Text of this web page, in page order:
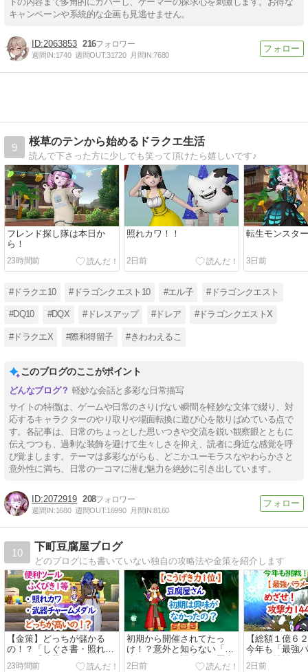
キャンペーンや系統的な企画も見逃せません。
2063853 216
週間IN:1740 週間OUT:31720 月間IN:7680
9
桜草のテンから始めるドラクエ生活
読んで下さった方に少しでも笑って頂けたら嬉しいです♪
フレンド探し隊は本日か
ら！
23時間前
照れカワ！！
2日前
転生モンスタ
3日前
#ドラクエ10 #ドラゴンクエスト10 #エル子 #ドラゴンクエスト
#DQ10 #DQX #ドレスアップ #ドレア #ドラゴンクエストX
#ドラクエX #際和得留子 #きわわえるこ
このブログのここがポイント
軽妙な会話と多彩な日常描写
サイトの特徴は、ゲームや日常のさりげない瞬間を軽妙な文体で綴り、対
応するキャラクターのやり取りや場面転換に遊び心を散りばめている点で
す。各記事は、日常のちょっとした思いつきや交流を鋭い観察眼とともに
伝えつつも、過剰な装飾を避けて生々しさを抑え、読者に身近な感覚を呼
び覚まします。テーマは多彩ながらも、どこかユーモラスなやわらかさと
意外性に満ち、日常の一コマに潜む魅力を絶妙に引き出しています。
2072919 208
週間IN:1680 週間OUT:16990 月間IN:8160
10
下町豆腐屋ブログ
どのブログにも書いていない独自の攻略法や金策を紹介します
【金策】どっちが儲かる
の！？「しぐさ書・照れカ
ワ」と「武器チャーム×３
23時間前
初期から開催されてたっ
け！？意外と知らない「最
強パラメータ調査」の歴史
2日前
【総額１億６
今年も「最強
査」に挑戦！
2日前